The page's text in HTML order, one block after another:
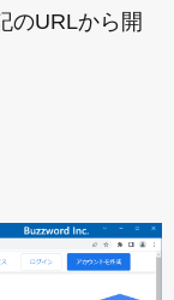
のURLから開